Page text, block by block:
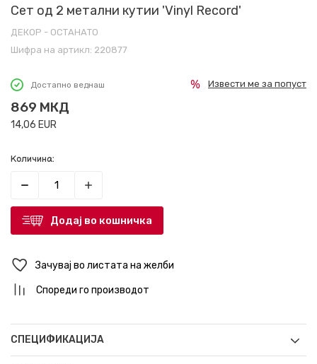
Сет од 2 метални кутии 'Vinyl Record'
ДЕКОР - ОСТАНАТО
Шифра на артикл: 220877
Достапно веднаш
869 МКД
14,06 EUR
Извести ме за попуст
Количина:
Додај во кошничка
Зачувај во листата на желби
Спореди го производот
СПЕЦИФИКАЦИЈА